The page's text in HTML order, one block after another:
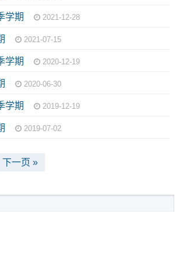
学期 2021-12-28
2021-07-15
学期 2020-12-19
2020-06-30
学期 2019-12-19
2019-07-02
下一页 »